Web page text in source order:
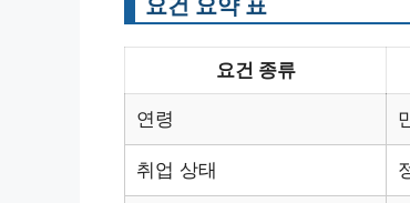
요건 종류
연령
취업 상태